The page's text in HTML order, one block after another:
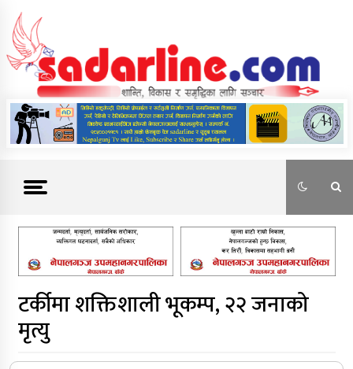
content
News For Nepal
टर्कीमा शक्तिशाली भूकम्प, २२ जनाको
मृत्यु